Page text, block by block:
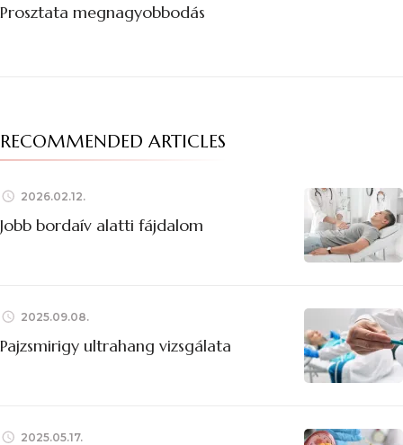
Prosztata megnagyobbodás
RECOMMENDED ARTICLES
2026.02.12.
Jobb bordaív alatti fájdalom
2025.09.08.
Pajzsmirigy ultrahang vizsgálata
2025.05.17.